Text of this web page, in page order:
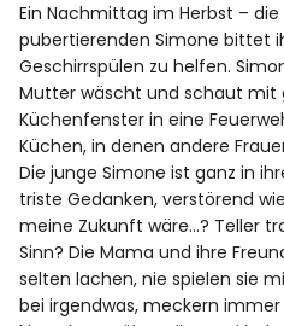
Ein Nachmittag im Herbst –
pubertierenden Simone bittet
Geschirrspülen zu helfen.
Mutter wäscht und schaut mit
Küchenfenster in eine
Küchen, in denen andere
Die junge Simone ist ganz in
triste Gedanken, verstörend
meine Zukunft wäre…? Teller
Sinn? Die Mama und ihre
selten lachen, nie spielen sie
bei irgendwas, meckern